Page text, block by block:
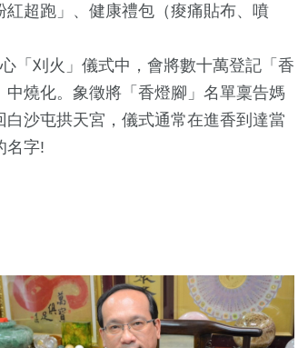
超跑」、健康禮包（痠痛貼布、噴
「刈火」儀式中，會將數十萬登記「香
燒化。象徵將「香燈腳」名單稟告媽
沙屯拱天宮，儀式通常在進香到達當
名字!
+ 488 +
社會
877+
綜合新聞